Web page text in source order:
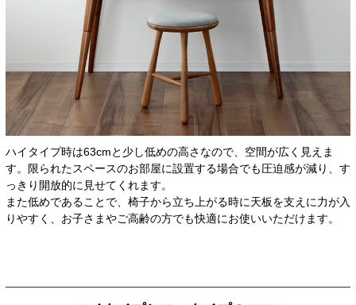
ハイタイプ時は63cmと少し低めの高さなので、空間が広く見えま
す。限られたスペースのお部屋に設置する場合でも圧迫感が減り、す
っきり開放的に見せてくれます。
また低めであることで、椅子から立ち上がる時に天板を支えに力が入
りやすく、お子さまやご高齢の方でも快適にお使いいただけます。